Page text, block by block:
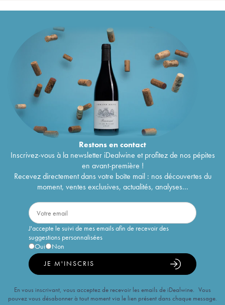
Restons encontact
Inscrivez-vous à la newsletter iDealwine et profitez de nos pépites
en avant-première !
Recevez directement dans votre boîte mail : nos découvertes du
moment, ventes exclusives, actualités, analyses...
J'accepte le suivi de mes emails afin de recevoir des
suggestions personnalisées
Oui
Non
JE M'INSCRIS
En vous inscrivant, vous acceptez de recevoir les emails de iDealwine. Vous
pouvez vous désabonner à tout moment via le lien présent dans chaque message.